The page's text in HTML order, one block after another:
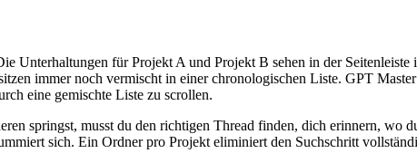
Unterhaltungen für Projekt A und Projekt B sehen in der Seitenleiste
immer noch vermischt in einer chronologischen Liste. GPT
eine gemischte Liste zu scrollen.
springst, musst du den richtigen Thread finden, dich erinnern, wo
sich. Ein Ordner pro Projekt eliminiert den Suchschritt